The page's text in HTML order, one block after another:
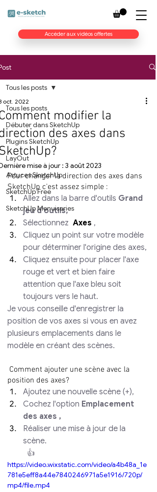
Accéder aux vidéos offertes
Tous les posts
Débuter dans SketchUp
Plugins SketchUp
LayOut
Astuces SketchUp
SketchUp Free
SketchUp Menuiseries
Tous les posts
modifier la
des axes dans
oct. 2022
mise à jour : 3 août 2023
Pour changer la direction des axes dans
SketchUp c'est assez simple :
Allez dans la barre d'outils Grand
jeu d'outils,
Sélectionnez Axes ,
Cliquez un point sur votre modèle
pour déterminer l'origine des axes,
Cliquez ensuite pour placer l'axe
rouge et vert et bien faire
attention que l'axe bleu soit
toujours vers le haut.
Je vous conseille d'enregistrer la
position de vos axes si vous en avez
plusieurs emplacements dans le
modèle en créant des scènes.
position des axes?
Ajoutez une nouvelle scène (+),
Cochez l'option Emplacement
des axes ,
Réaliser une mise à jour de la
scène.
👍
https://video.wixstatic.com/video/a4b48a_1e
781e5eff8a44e7840246971a5e1916/720p/
mp4/file.mp4